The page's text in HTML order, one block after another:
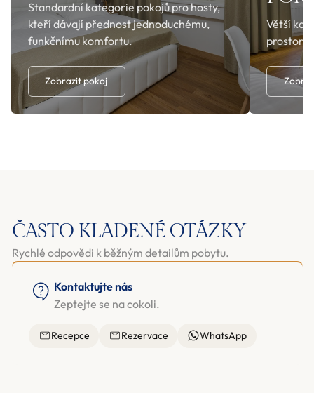
Standardní kategorie pokojů pro hosty,
kteří dávají přednost jednoduchému,
funkčnímu komfortu.
Zobrazit pokoj
Větší
ČASTO KLADENÉ OTÁZKY
Rychlé odpovědi k běžným detailům pobytu.
Kontaktujte nás
Zeptejte se na cokoli.
Recepce Rezervace WhatsApp